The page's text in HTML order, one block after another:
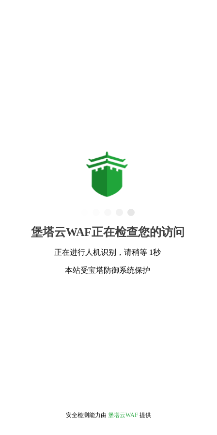
堡塔云WAF正在检查您的访问
正在进行人机识别，请稍等 1秒
本站受宝塔防御系统保护
安全检测能力由 堡塔云WAF 提供